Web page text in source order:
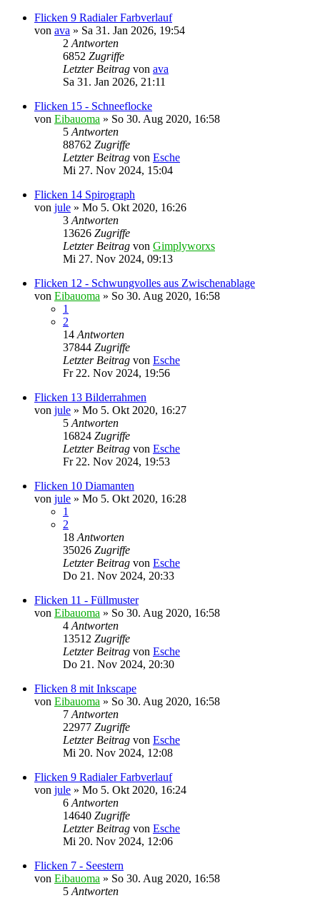
Flicken 9 Radialer Farbverlauf
von ava » Sa 31. Jan 2026, 19:54
2 Antworten
6852 Zugriffe
Letzter Beitrag von ava
Sa 31. Jan 2026, 21:11
Flicken 15 - Schneeflocke
von Eibauoma » So 30. Aug 2020, 16:58
5 Antworten
88762 Zugriffe
Letzter Beitrag von Esche
Mi 27. Nov 2024, 15:04
Flicken 14 Spirograph
von jule » Mo 5. Okt 2020, 16:26
3 Antworten
13626 Zugriffe
Letzter Beitrag von Gimplyworxs
Mi 27. Nov 2024, 09:13
Flicken 12 - Schwungvolles aus Zwischenablage
von Eibauoma » So 30. Aug 2020, 16:58
1
2
14 Antworten
37844 Zugriffe
Letzter Beitrag von Esche
Fr 22. Nov 2024, 19:56
Flicken 13 Bilderrahmen
von jule » Mo 5. Okt 2020, 16:27
5 Antworten
16824 Zugriffe
Letzter Beitrag von Esche
Fr 22. Nov 2024, 19:53
Flicken 10 Diamanten
von jule » Mo 5. Okt 2020, 16:28
1
2
18 Antworten
35026 Zugriffe
Letzter Beitrag von Esche
Do 21. Nov 2024, 20:33
Flicken 11 - Füllmuster
von Eibauoma » So 30. Aug 2020, 16:58
4 Antworten
13512 Zugriffe
Letzter Beitrag von Esche
Do 21. Nov 2024, 20:30
Flicken 8 mit Inkscape
von Eibauoma » So 30. Aug 2020, 16:58
7 Antworten
22977 Zugriffe
Letzter Beitrag von Esche
Mi 20. Nov 2024, 12:08
Flicken 9 Radialer Farbverlauf
von jule » Mo 5. Okt 2020, 16:24
6 Antworten
14640 Zugriffe
Letzter Beitrag von Esche
Mi 20. Nov 2024, 12:06
Flicken 7 - Seestern
von Eibauoma » So 30. Aug 2020, 16:58
5 Antworten